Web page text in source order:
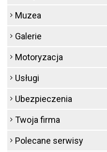
Muzea
Galerie
Motoryzacja
Usługi
Ubezpieczenia
Twoja firma
Polecane serwisy